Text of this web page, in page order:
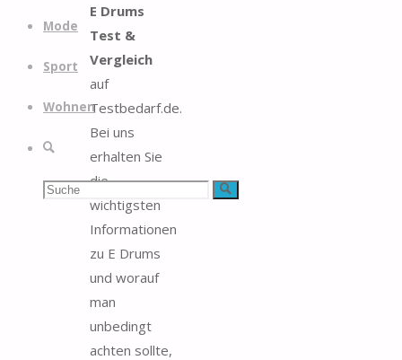
Mode
Sport
Wohnen
Suchen Suche
E Drums
Test &
Vergleich
auf
Testbedarf.de.
Bei uns
erhalten Sie
die
wichtigsten
Informationen
zu E Drums
und worauf
man
unbedingt
achten sollte,